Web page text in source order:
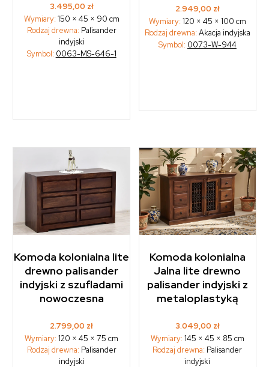
3.495,00 zł
Wymiary: 150 × 45 × 90 cm
Rodzaj drewna: Palisander
indyjski
Symbol: 0063-MS-646-1
2.949,00 zł
Wymiary: 120 × 45 × 100 cm
Rodzaj drewna: Akacja indyjska
Symbol: 0073-W-944
Komoda kolonialna lite
drewno palisander
indyjski z szufladami
nowoczesna
2.799,00 zł
Wymiary:120 × 45 × 75 cm
Rodzaj drewna: Palisander
indyjski
Komoda kolonialna
Jalna lite drewno
palisander indyjski z
metaloplastyką
3.049,00 zł
Wymiary: 145 × 45 × 85 cm
Rodzaj drewna: Palisander
indyjski